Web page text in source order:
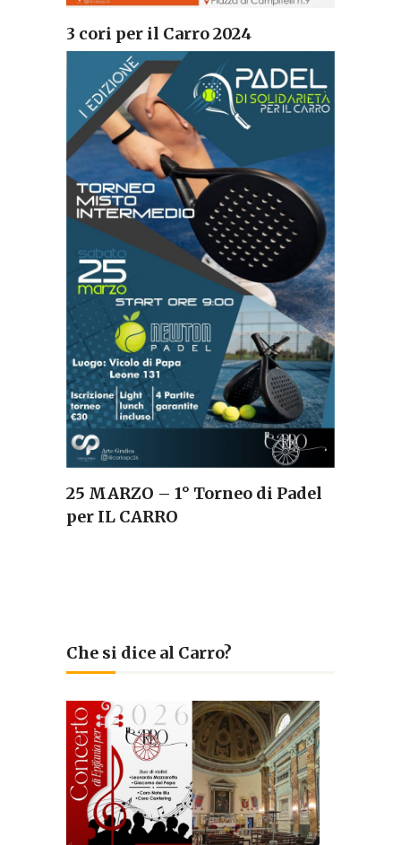
3 cori per il Carro 2024
25 MARZO – 1° Torneo di Padel
per IL CARRO
Che si dice al Carro?